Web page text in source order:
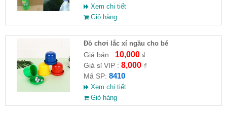
Xem chi tiết
Giỏ hàng
Đồ chơi lắc xí ngầu cho bé
Giá bán : 10,000₫
Giá sỉ VIP : 8,000₫
Mã SP: 8410
Xem chi tiết
Giỏ hàng